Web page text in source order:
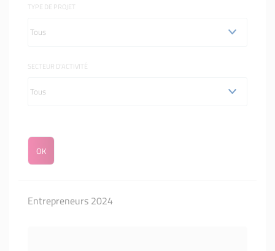
TYPE DE PROJET
SECTEUR D'ACTIVITÉ
Entrepreneurs 2024